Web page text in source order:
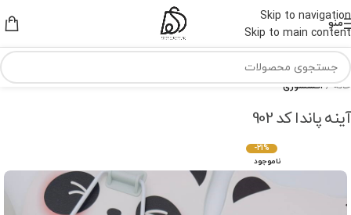
Skip to navigation
Skip to main content
منو
خانه اکسسوری
آینه پاندا کد 902
-21%
ناموجود